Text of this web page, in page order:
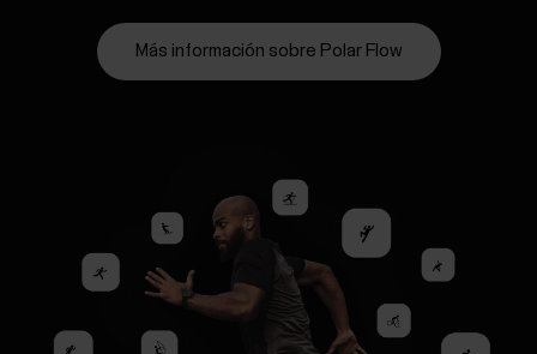
Más información sobre Polar Flow